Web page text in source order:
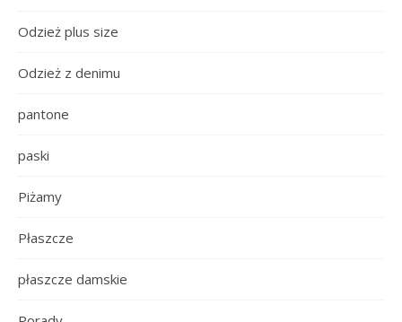
Odzież plus size
Odzież z denimu
pantone
paski
Piżamy
Płaszcze
płaszcze damskie